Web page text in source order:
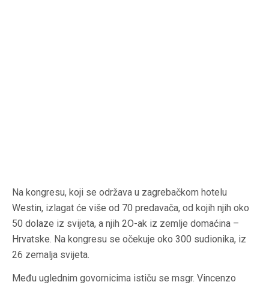
Na kongresu, koji se održava u zagrebačkom hotelu
Westin, izlagat će više od 70 predavača, od kojih njih oko
50 dolaze iz svijeta, a njih 2O-ak iz zemlje domaćina –
Hrvatske. Na kongresu se očekuje oko 300 sudionika, iz
26 zemalja svijeta.
Među uglednim govornicima ističu se msgr. Vincenzo